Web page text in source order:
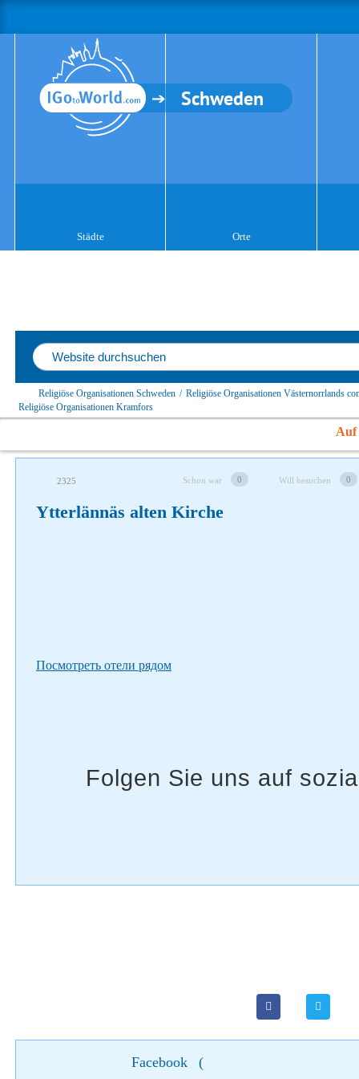
Schweden
Städte Orte
Religiöse Organisationen Schweden / Religiöse Organisationen Västernorrlands
Religiöse Organisationen Kramfors
Auf
2325 Schon war 0 Will besuchen 0
Ytterlännäs alten Kirche
Посмотреть отели рядом
Facebook (